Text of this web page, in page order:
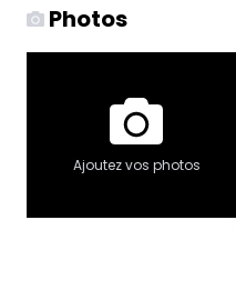
Photos
Ajoutez vos photos